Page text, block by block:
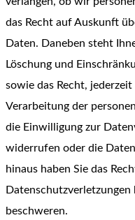
das Recht auf Auskunft
Daten. Daneben steht
Löschung und
sowie das Recht,
Verarbeitung der
die Einwilligung zur
widerrufen oder die
hinaus haben Sie das
beschweren.